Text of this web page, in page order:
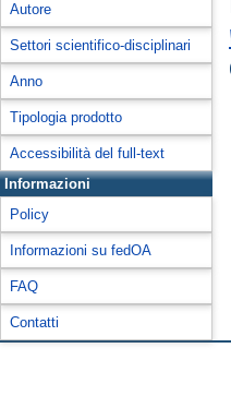
Autore
Settori scientifico-disciplinari
Anno
Tipologia prodotto
Accessibilità del full-text
Informazioni
Policy
Informazioni su fedOA
FAQ
Contatti